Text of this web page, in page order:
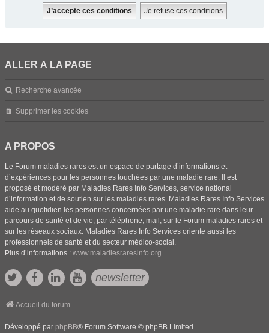
ALLER À LA PAGE
Recherche avancée
Supprimer les cookies
A PROPOS
Le Forum maladies rares est un espace de partage d’informations et
d’expériences pour les personnes touchées par une maladie rare. Il est
proposé et modéré par Maladies Rares Info Services, service national
d’information et de soutien sur les maladies rares. Maladies Rares Info Services
aide au quotidien les personnes concernées par une maladie rare dans leur
parcours de santé et de vie, par téléphone, mail, sur le Forum maladies rares et
sur les réseaux sociaux. Maladies Rares Info Services oriente aussi les
professionnels de santé et du secteur médico-social.
Plus d’informations : www.maladiesraresinfo.org
newsletter
Accueil du forum
Développé par phpBB® Forum Software © phpBB Limited